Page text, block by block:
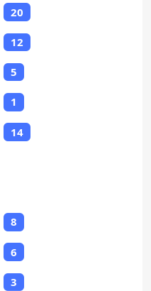
20
12
5
1
14
8
6
3